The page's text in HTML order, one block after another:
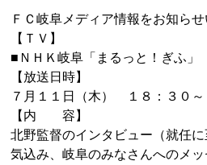
ＦＣ岐阜メディア情報をお知らせ
【ＴＶ】
■ＮＨＫ岐阜「まるっと！ぎふ」
【放送日時】
７月１１日（木） １８：３０～
【内 容】
北野監督のインタビュー（就任
気込み、岐阜のみなさんへのメッ